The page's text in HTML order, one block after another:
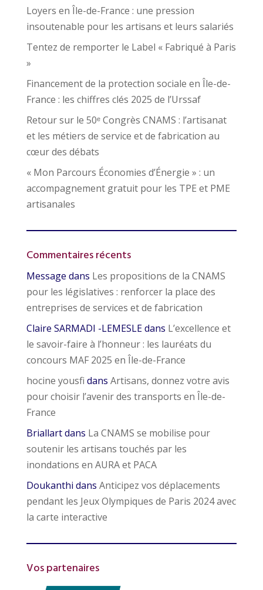
Loyers en Île-de-France : une pression
insoutenable pour les artisans et leurs salariés
Tentez de remporter le Label « Fabriqué à Paris
»
Financement de la protection sociale en Île-de-
France : les chiffres clés 2025 de l’Urssaf
Retour sur le 50ᵉ Congrès CNAMS : l’artisanat
et les métiers de service et de fabrication au
cœur des débats
« Mon Parcours Économies d’Énergie » : un
accompagnement gratuit pour les TPE et PME
artisanales
Commentaires récents
Message dans Les propositions de la CNAMS
pour les législatives : renforcer la place des
entreprises de services et de fabrication
Claire SARMADI -LEMESLEdans L’excellence et
le savoir-faire à l’honneur : les lauréats du
concours MAF 2025 en Île-de-France
hocine yousfi dans Artisans, donnez votre avis
pour choisir l’avenir des transports en Île-de-
France
Briallartdans La CNAMS se mobilise pour
soutenir les artisans touchés par les
inondations en AURA et PACA
Doukanthi dans Anticipez vos déplacements
pendant les Jeux Olympiques de Paris 2024 avec
la carte interactive
Vos partenaires